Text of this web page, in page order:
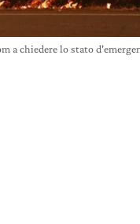
a chiedere lo stato